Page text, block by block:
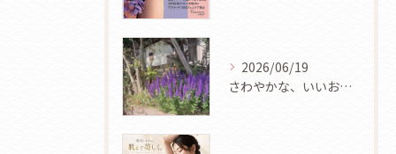
2026/06/19
さわやかな、いいお天気ですね🌿✨